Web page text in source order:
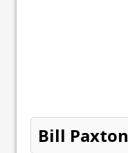
Bill Paxton